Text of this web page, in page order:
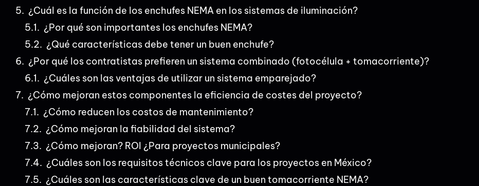
¿Cuál es la función de los enchufes NEMA en los sistemas de iluminación?
¿Por qué son importantes los enchufes NEMA?
¿Qué características debe tener un buen enchufe?
¿Por qué los contratistas prefieren un sistema combinado (fotocélula + tomacorriente)?
¿Cuáles son las ventajas de utilizar un sistema emparejado?
¿Cómo mejoran estos componentes la eficiencia de costes del proyecto?
¿Cómo reducen los costos de mantenimiento?
¿Cómo mejoran la fiabilidad del sistema?
¿Cómo mejoran? ROI ¿Para proyectos municipales?
¿Cuáles son los requisitos técnicos clave para los proyectos en México?
¿Cuáles son las características clave de un buen tomacorriente NEMA?